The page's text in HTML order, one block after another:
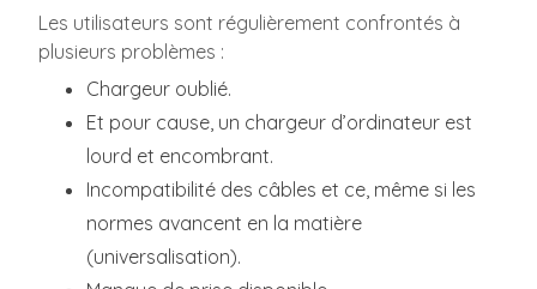
Les utilisateurs sont régulièrement confrontés à
plusieurs problèmes :
Chargeur oublié.
Et pour cause, un chargeur d’ordinateur est
lourd et encombrant.
Incompatibilité des câbles et ce, même si les
normes avancent en la matière
(universalisation).